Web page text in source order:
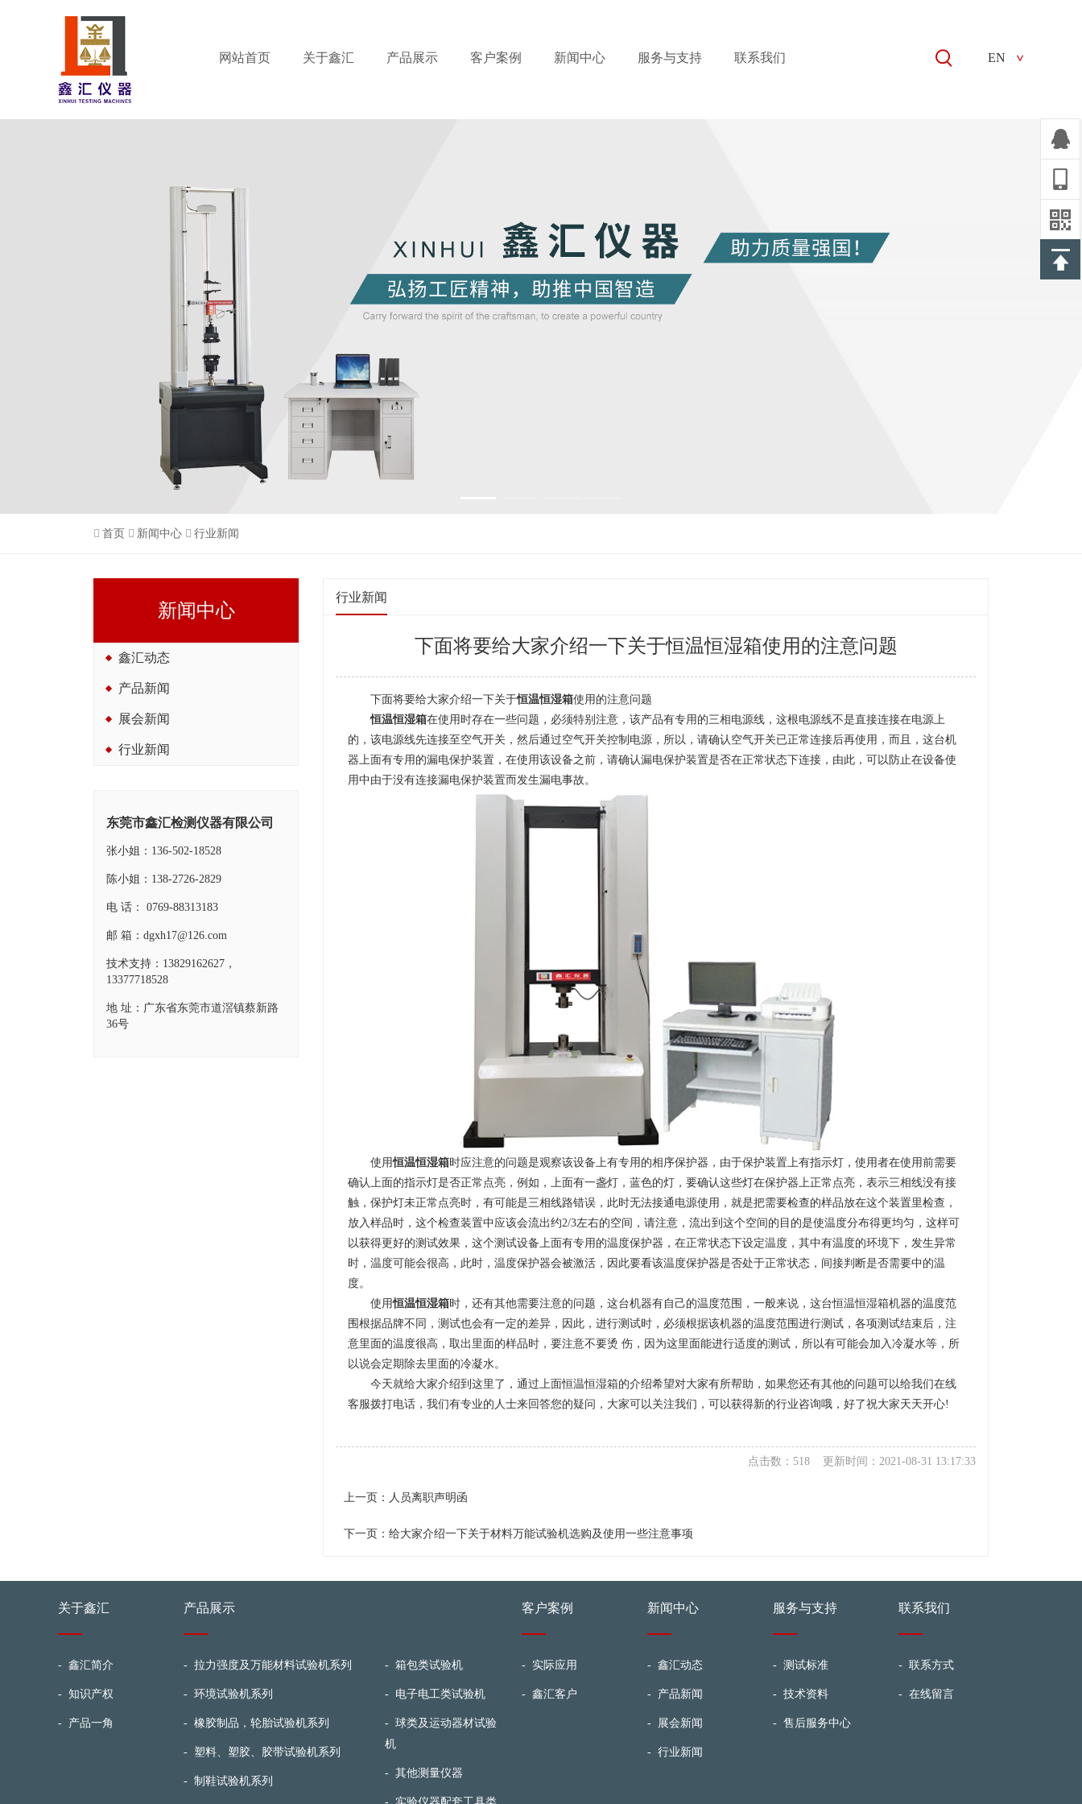
网站首页 关于鑫汇 产品展示 客户案例 新闻中心 服务与支持 联系我们 EN
首页 新闻中心 行业新闻
新闻中心
鑫汇动态
产品新闻
展会新闻
行业新闻
东莞市鑫汇检测仪器有限公司
张小姐：136-502-18528
陈小姐：138-2726-2829
电 话： 0769-88313183
邮 箱：dgxh17@126.com
技术支持：13829162627，
13377718528
地 址：广东省东莞市道滘镇蔡新路
36号
行业新闻
下面将要给大家介绍一下关于恒温恒湿箱使用的注意问题
下面将要给大家介绍一下关于恒温恒湿箱使用的注意问题
恒温恒湿箱在使用时存在一些问题，必须特别注意，该产品有专用的三相电源线，这根电源线不是直接连接在电源上
的，该电源线先连接至空气开关，然后通过空气开关控制电源，所以，请确认空气开关已正常连接后再使用，而且，这台机
器上面有专用的漏电保护装置，在使用该设备之前，请确认漏电保护装置是否在正常状态下连接，由此，可以防止在设备使
用中由于没有连接漏电保护装置而发生漏电事故。
使用恒温恒湿箱时应注意的问题是观察该设备上有专用的相序保护器，由于保护装置上有指示灯，使用者在使用前需要
确认上面的指示灯是否正常点亮，例如，上面有一盏灯，蓝色的灯，要确认这些灯在保护器上正常点亮，表示三相线没有接
触，保护灯未正常点亮时，有可能是三相线路错误，此时无法接通电源使用，就是把需要检查的样品放在这个装置里检查，
放入样品时，这个检查装置中应该会流出约2/3左右的空间，请注意，流出到这个空间的目的是使温度分布得更均匀，这样可
以获得更好的测试效果，这个测试设备上面有专用的温度保护器，在正常状态下设定温度，其中有温度的环境下，发生异常
时，温度可能会很高，此时，温度保护器会被激活，因此要看该温度保护器是否处于正常状态，间接判断是否需要中的温
度。
使用恒温恒湿箱时，还有其他需要注意的问题，这台机器有自己的温度范围，一般来说，这台恒温恒湿箱机器的温度范
围根据品牌不同，测试也会有一定的差异，因此，进行测试时，必须根据该机器的温度范围进行测试，各项测试结束后，注
意里面的温度很高，取出里面的样品时，要注意不要烫 伤，因为这里面能进行适度的测试，所以有可能会加入冷凝水等，所
以说会定期除去里面的冷凝水。
今天就给大家介绍到这里了，通过上面恒温恒湿箱的介绍希望对大家有所帮助，如果您还有其他的问题可以给我们在线
客服拨打电话，我们有专业的人士来回答您的疑问，大家可以关注我们，可以获得新的行业咨询哦，好了祝大家天天开心!
点击数：518 更新时间：2021-08-31 13:17:33
上一页： 人员离职声明函
下一页：给大家介绍一下关于材料万能试验机选购及使用一些注意事项
关于鑫汇
- 鑫汇简介
- 知识产权
- 产品一角
产品展示
- 拉力强度及万能材料试验机系列
- 环境试验机系列
- 橡胶制品，轮胎试验机系列
- 塑料、塑胶、胶带试验机系列
- 制鞋试验机系列
-箱包类试验机
- 电子电工类试验机
-球类及运动器材试验
机
-其他测量仪器
客户案例
- 实际应用
- 鑫汇客户
新闻中心
- 鑫汇动态
- 产品新闻
- 展会新闻
- 行业新闻
服务与支持
- 测试标准
- 技术资料
- 售后服务中心
联系我们
- 联系方式
- 在线留言